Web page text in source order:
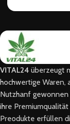
VITAL24 überzeugt
hochwertige
Nutzhanf
ihre
Preodukte erfüllen